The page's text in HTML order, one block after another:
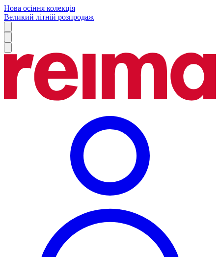
Нова осіння колекція
Великий літній розпродаж